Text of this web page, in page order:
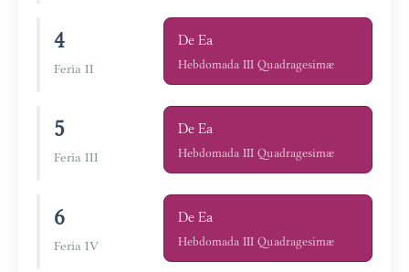
4
Feria II
De Ea
Hebdomada III Quadragesimæ
5
Feria III
De Ea
Hebdomada III Quadragesimæ
6
Feria IV
De Ea
Hebdomada III Quadragesimæ